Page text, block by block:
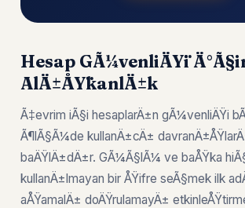
Hesap GÃ¼venliÄŸi
AlÄ±ÅŸkanlÄ±k
Ã‡evrim iÃ§i hesaplarÄ±n gÃ¼venliÄŸi
Ã¶lÃ§Ã¼de kullanÄ±cÄ±
baÄŸlÄ±dÄ±r. GÃ¼Ã§lÃ¼ ve baÅŸka
kullanÄ±lmayan bir ÅŸifre seÃ§mek ilk
aÅŸamalÄ± doÄŸrulamayÄ±